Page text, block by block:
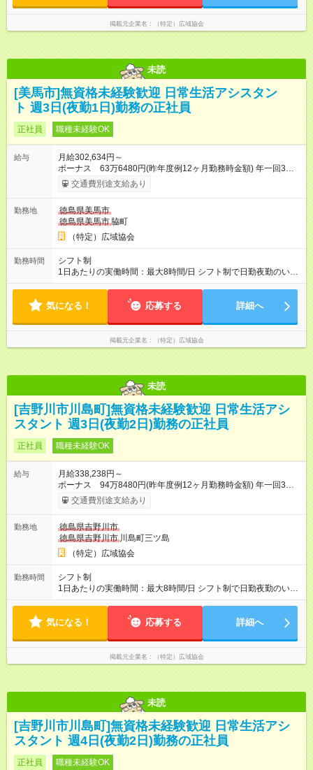
掲載元企業名 （特定）広域協会
未読
[美馬市]無資格未経験歓迎 日常生活アシスタン
ト 週3日(夜勤1日)勤務の正社員
正社員 職種未経験OK
給与
月給302,634円～
ボーナス 63万6480円(昨年度例12ヶ月勤務時金額) 年一回3月
末日 支給 月給×12ヶ月+賞与=年収 ・昇給あり ・賃金は月末締
切、翌月25日支払い 【試用期間】試用期間あり 試用期間の長
す。 雇用形態：本採用時と同じです。 給与：月給 292,400円以
上
交通費別途支給あり
勤務地
徳島県美馬市
徳島県美馬市 脇町
（特定）広域協会
勤務時間
シフト制
1日あたりの実働時間：最大8時間/日 シフト制で日勤夜勤のいず
れにも入っていただきます 週3日勤務 (週に夜勤1回) 就業時間
8:00(実働8時間+待機休憩6時間) ※適宜勤務時間の変動あ
気になる！ 応募する 詳細へ
掲載元企業名 （特定）広域協会
未読
[吉野川市川島町]無資格未経験歓迎 日常生活アシ
スタント 週3日(夜勤2日)勤務の正社員
正社員 職種未経験OK
給与
月給338,238円～
ボーナス 94万8480円(昨年度例12ヶ月勤務時金額) 年一回3月
末日 支給 月給×12ヶ月+賞与=年収 ・昇給あり ・賃金は月末締
切、翌月25日支払い 【試用期間】試用期間あり 試用期間の長
す。 雇用形態：本採用時と同じです。 給与：月給 326,800円以
上
交通費別途支給あり
勤務地
徳島県吉野川市
徳島県吉野川市 川島町三ツ島
（特定）広域協会
勤務時間
シフト制
1日あたりの実働時間：最大8時間/日 シフト制で日勤夜勤のいず
れにも入っていただきます 週3日勤務 (週に夜勤2回) 就業時間
8:00(実働8時間+待機休憩6時間) ※適宜勤務時間の変動あ
気になる！ 応募する 詳細へ
掲載元企業名 （特定）広域協会
未読
[吉野川市川島町]無資格未経験歓迎 日常生活アシ
スタント 週4日(夜勤2日)勤務の正社員
正社員 職種未経験OK